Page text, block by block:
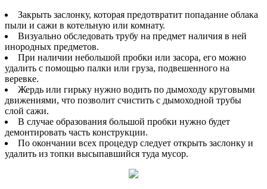
Закрыть заслонку, которая предотвратит попадание облака
пыли и сажи в котельную или комнату.
Визуально обследовать трубу на предмет наличия в ней
инородных предметов.
При наличии небольшой пробки или засора, его можно
удалить с помощью палки или груза, подвешенного на
веревке.
Жердь или гирьку нужно водить по дымоходу круговыми
движениями, что позволит счистить с дымоходной трубы
слой сажи.
В случае образования большой пробки нужно будет
демонтировать часть конструкции.
По окончании всех процедур следует открыть заслонку и
удалить из топки высыпавшийся туда мусор.